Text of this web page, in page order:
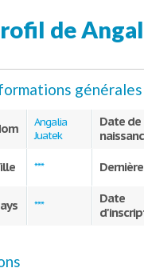
de
générales
Angalia
Juatek
Date de
***
***
Date